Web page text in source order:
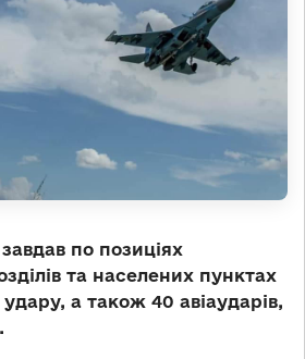
по позиціях
та населених пунктах
а також 40 авіаударів,